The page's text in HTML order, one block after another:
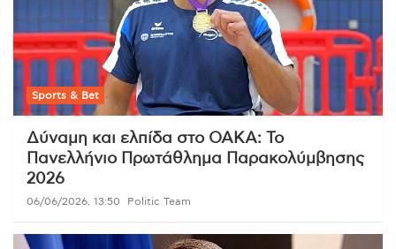
Sports & Bet
Δύναμη και ελπίδα στο ΟΑΚΑ: Το
Πανελλήνιο Πρωτάθλημα Παρακολύμβησης
2026
06/06/2026, 13:50 Politic Team